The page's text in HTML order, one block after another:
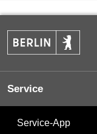
Service
Service-App